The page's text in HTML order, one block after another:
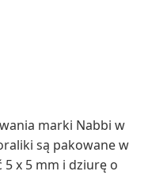
marki Nabbi w
są pakowane w
x 5 mm i dziurę o